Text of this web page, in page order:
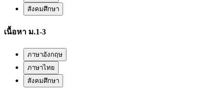
สังคมศึกษา
เนื้อหา ม.1-3
ภาษาอังกฤษ
ภาษาไทย
สังคมศึกษา